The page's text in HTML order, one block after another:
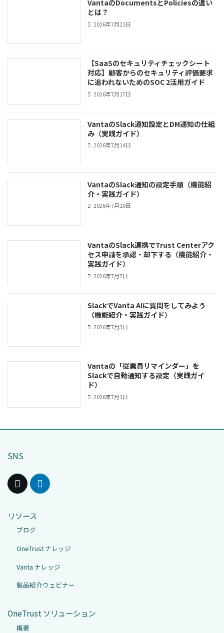
VantaのDocumentsとPoliciesの違い
とは？
2026年7月22日
【SaaSのセキュリティチェックシート
対応】顧客からのセキュリティ評価要求
に追われないためのSOC 2活用ガイド
2026年7月17日
VantaのSlack通知設定とDM通知の仕組
み（実践ガイド）
2026年7月14日
VantaのSlack通知の設定手順（機能紹
介・実践ガイド）
2026年7月10日
VantaのSlack連携でTrust Centerアク
セス申請を承認・却下する（機能紹介・
実践ガイド）
2026年7月7日
SlackでVanta AIに質問をしてみよう
（機能紹介・実践ガイド）
2026年7月3日
Vantaの「従業員リマインダー」を
Slackで自動通知する設定（実践ガイ
ド）
2026年7月1日
SNS
リソース
ブログ
OneTrust ナレッジ
Vanta ナレッジ
製品紹介ウェビナー
OneTrust ソリューション
概要